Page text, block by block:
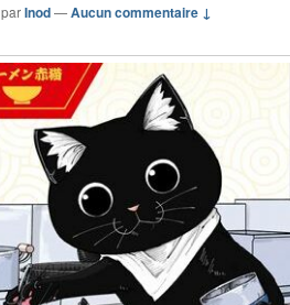
parInod—Aucun commentaire ↓